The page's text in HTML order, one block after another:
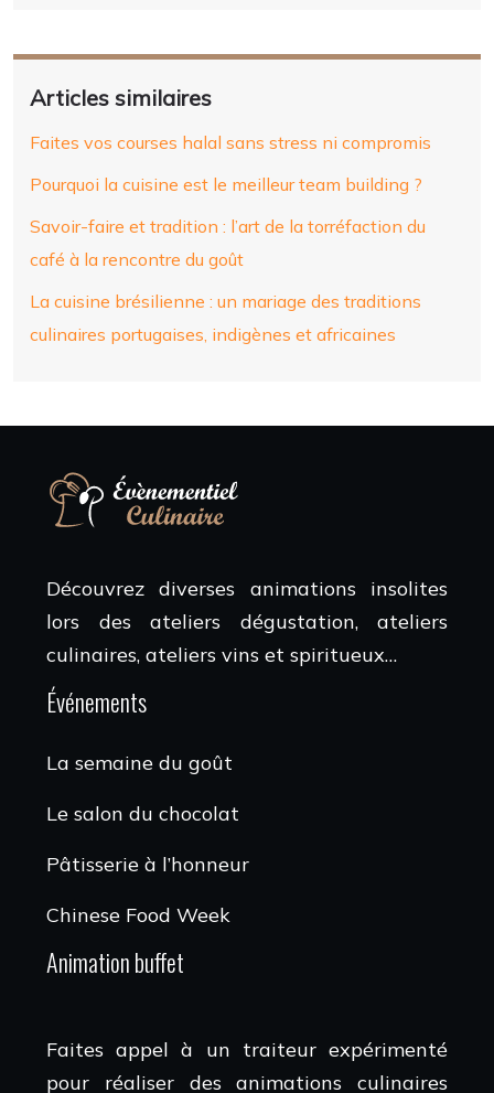
Articles similaires
Faites vos courses halal sans stress ni compromis
Pourquoi la cuisine est le meilleur team building ?
Savoir-faire et tradition : l’art de la torréfaction du
café à la rencontre du goût
La cuisine brésilienne : un mariage des traditions
culinaires portugaises, indigènes et africaines
Découvrez diverses animations insolites
lors des ateliers dégustation, ateliers
culinaires, ateliers vins et spiritueux…
Événements
La semaine du goût
Le salon du chocolat
Pâtisserie à l’honneur
Chinese Food Week
Animation buffet
Faites appel à un traiteur expérimenté
pour réaliser des animations culinaires